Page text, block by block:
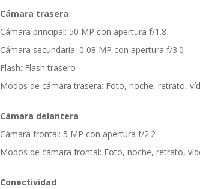
Cámara trasera
Cámara principal: 50 MP con apertura f/1.8
Cámara secundaria: 0,08 MP con apertura f/3.0
Flash: Flash trasero
Modos de cámara trasera: Foto, noche, retrato,
Cámara delantera
Cámara frontal: 5 MP con apertura f/2.2
Modos de cámara frontal: Foto, noche, retrato,
Conectividad